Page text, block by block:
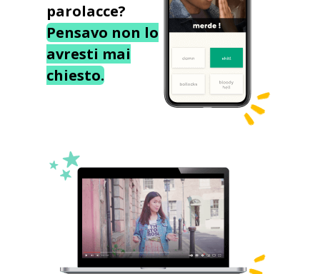
parolacce?
Pensavo non lo
avresti mai
chiesto.